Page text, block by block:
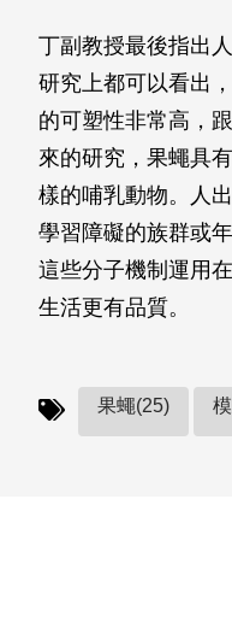
丁副教授最後指出
研究上都可以看出
的可塑性非常高，
來的研究，果蠅具
樣的哺乳動物。人
學習障礙的族群或
這些分子機制運用
生活更有品質。
果蠅(25)